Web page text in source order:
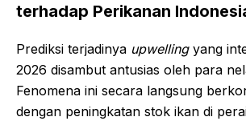
terhadap Perikanan
Prediksi terjadinya upwellingyang
2026 disambut antusias oleh para
Fenomena ini secara langsung
dengan peningkatan stok ikan di